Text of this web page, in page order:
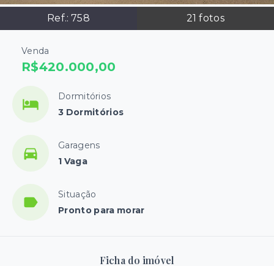
Ref.:758 21 fotos
Venda
R$420.000,00
Dormitórios
3 Dormitórios
Garagens
1 Vaga
Situação
Pronto para morar
Ficha do imóvel